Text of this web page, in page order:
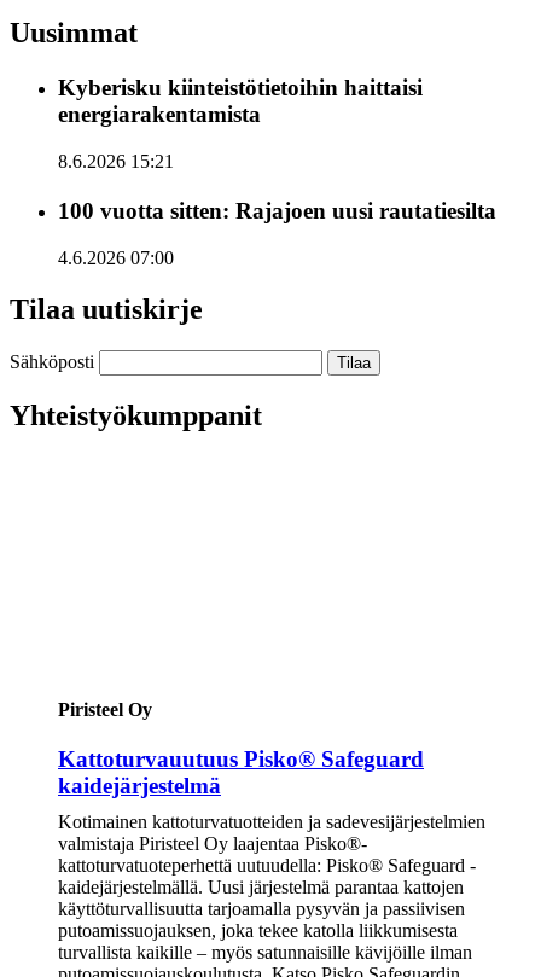
Uusimmat
Kyberisku kiinteistötietoihin haittaisi
energiarakentamista
8.6.2026 15:21
100 vuotta sitten: Rajajoen uusi rautatiesilta
4.6.2026 07:00
Tilaa uutiskirje
Sähköposti
Yhteistyökumppanit
Piristeel Oy
Kattoturvauutuus Pisko® Safeguard
kaidejärjestelmä
Kotimainen kattoturvatuotteiden ja sadevesijärjestelmien
valmistaja Piristeel Oy laajentaa Pisko®-
kattoturvatuoteperhettä uutuudella: Pisko® Safeguard -
kaidejärjestelmällä. Uusi järjestelmä parantaa kattojen
käyttöturvallisuutta tarjoamalla pysyvän ja passiivisen
putoamissuojauksen, joka tekee katolla liikkumisesta
turvallista kaikille – myös satunnaisille kävijöille ilman